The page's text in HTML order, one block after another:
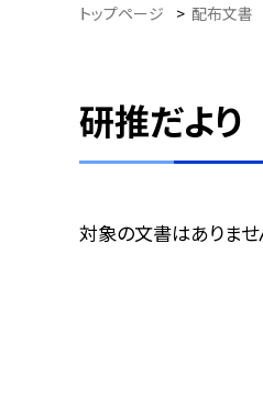
トップページ > 配布文書
研推だより
対象の文書はありませ